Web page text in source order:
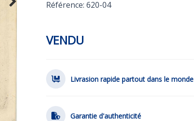
Référence: 620-04
VENDU
Livrasion rapide partout dans le monde
Garantie d'authenticité